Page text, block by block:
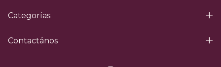
Categorías
Contactános